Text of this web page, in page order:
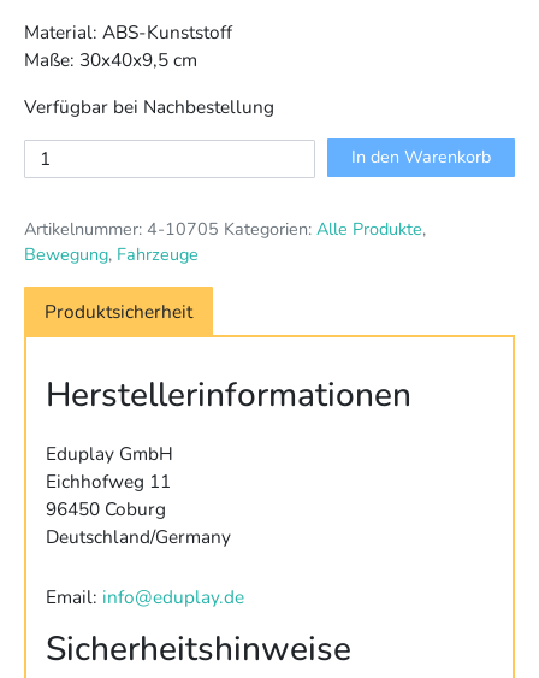
Material: ABS-Kunststoff
Maße: 30x40x9,5 cm
Verfügbar bei Nachbestellung
Rollbrett
Menge
In den Warenkorb
Artikelnummer: 4-10705 Kategorien: Alle Produkte,
Bewegung, Fahrzeuge
Produktsicherheit
Herstellerinformationen
Eduplay GmbH
Eichhofweg 11
96450 Coburg
Deutschland/Germany
Email: info@eduplay.de
Sicherheitshinweise